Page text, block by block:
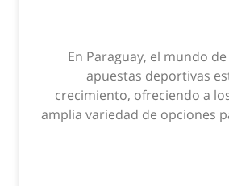
En Paraguay, el mundo
apuestas deportivas
crecimiento, ofreciendo a
amplia variedad de opciones